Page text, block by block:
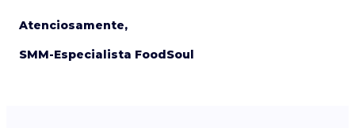
Atenciosamente,
SMM-Especialista FoodSoul